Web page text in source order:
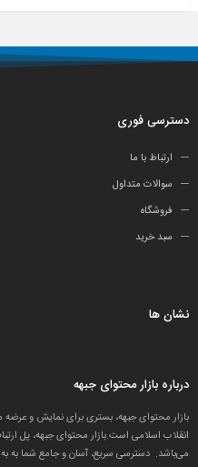
دسترسی فوری
ارتباط با ما
سوالات متداول
فروشگاه
سبد خرید
نشان ها
درباره بازار محتوای جبهه
بازار محتوای جبهه، بستری برای نمایش و
انقلاب اسلامی است.بازار محتوای جبهه، پل
می‌باشد. دسترسی سریع، آسان و جامع شما به